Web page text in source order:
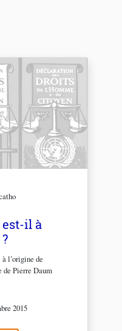
il à
l’origine de
de Pierre Daum
2015